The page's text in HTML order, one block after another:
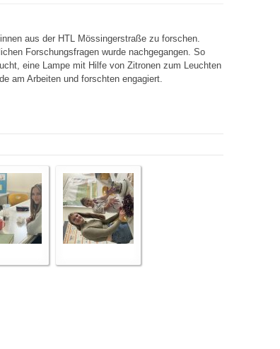
aus der HTL Mössingerstraße zu forschen.
Forschungsfragen wurde nachgegangen. So
eine Lampe mit Hilfe von Zitronen zum Leuchten
am Arbeiten und forschten engagiert.